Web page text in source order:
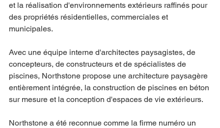
et la réalisation d'environnements extérieurs raffinés pour
des propriétés résidentielles, commerciales et
municipales.
Avec une équipe interne d'architectes paysagistes, de
concepteurs, de constructeurs et de spécialistes de
piscines, Northstone propose une architecture paysagère
entièrement intégrée, la construction de piscines en béton
sur mesure et la conception d'espaces de vie extérieurs.
Northstone a été reconnue comme la firme numéro un